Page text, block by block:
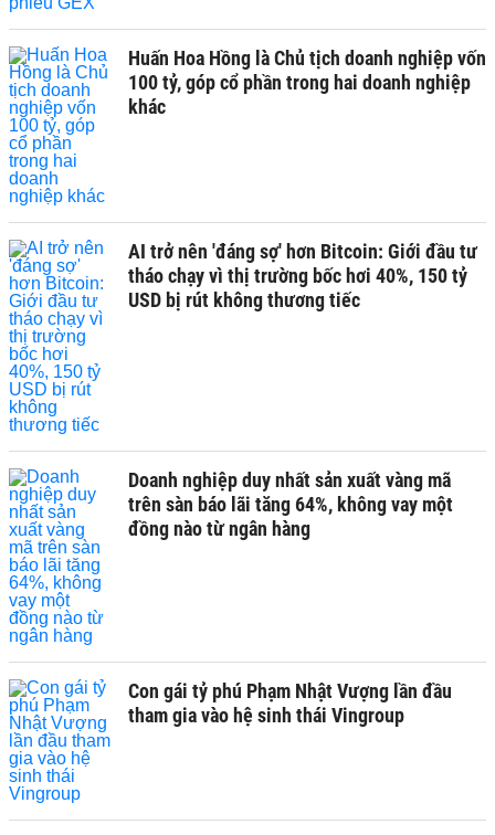
Huấn Hoa Hồng là Chủ tịch doanh nghiệp vốn
100 tỷ, góp cổ phần trong hai doanh nghiệp
khác
AI trở nên 'đáng sợ' hơn Bitcoin: Giới đầu tư
tháo chạy vì thị trường bốc hơi 40%, 150 tỷ
USD bị rút không thương tiếc
Doanh nghiệp duy nhất sản xuất vàng mã
trên sàn báo lãi tăng 64%, không vay một
đồng nào từ ngân hàng
Con gái tỷ phú Phạm Nhật Vượng lần đầu
tham gia vào hệ sinh thái Vingroup